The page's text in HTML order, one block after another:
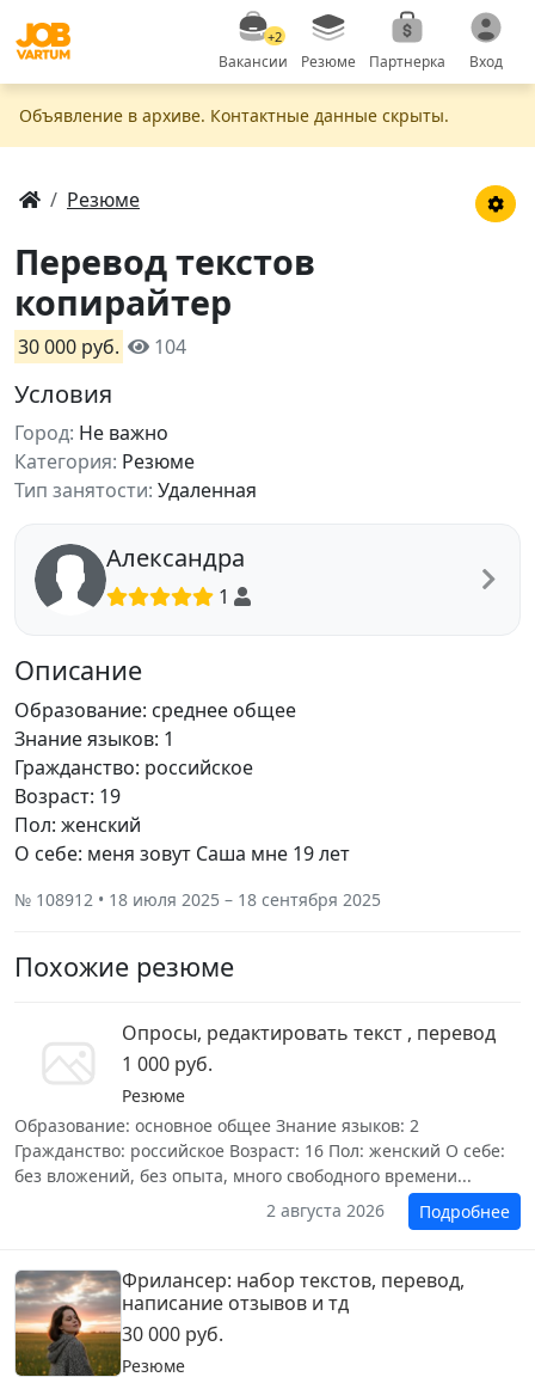
+2
Вакансии Резюме Партнерка Вход
Объявление в apxивe. Контактные данные скрыты.
Резюме
Перевод текстов
копирайтер
30 000 руб. 104
Условия
Город: Не важно
Категория: Резюме
Тип занятости: Удаленная
Александра
1
Описание
Образование: среднее общее
Знание языков: 1
Гражданство: российское
Возраст: 19
Пол: женский
О себе: меня зовут Саша мне 19 лет
№ 108912 • 18 июля 2025 – 18 сентября 2025
Похожие резюме
Опросы, редактировать текст , перевод
1 000 руб.
Резюме
Образование: основное общее Знание языков: 2
Гражданство: российское Возраст: 16 Пол: женский О себе:
без вложений, без опыта, много свободного времени...
2 августа 2026
Подробнее
Фрилансер: набор текстов, перевод,
написание отзывов и тд
30 000 руб.
Резюме